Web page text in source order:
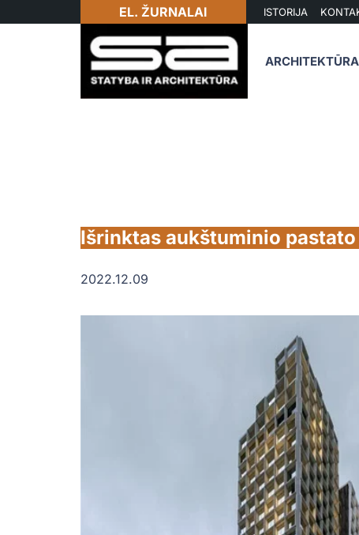
EL. ŽURNALAI ISTORIJA
ARCHITEKTŪRA
Išrinktas aukštuminio
2022.12.09